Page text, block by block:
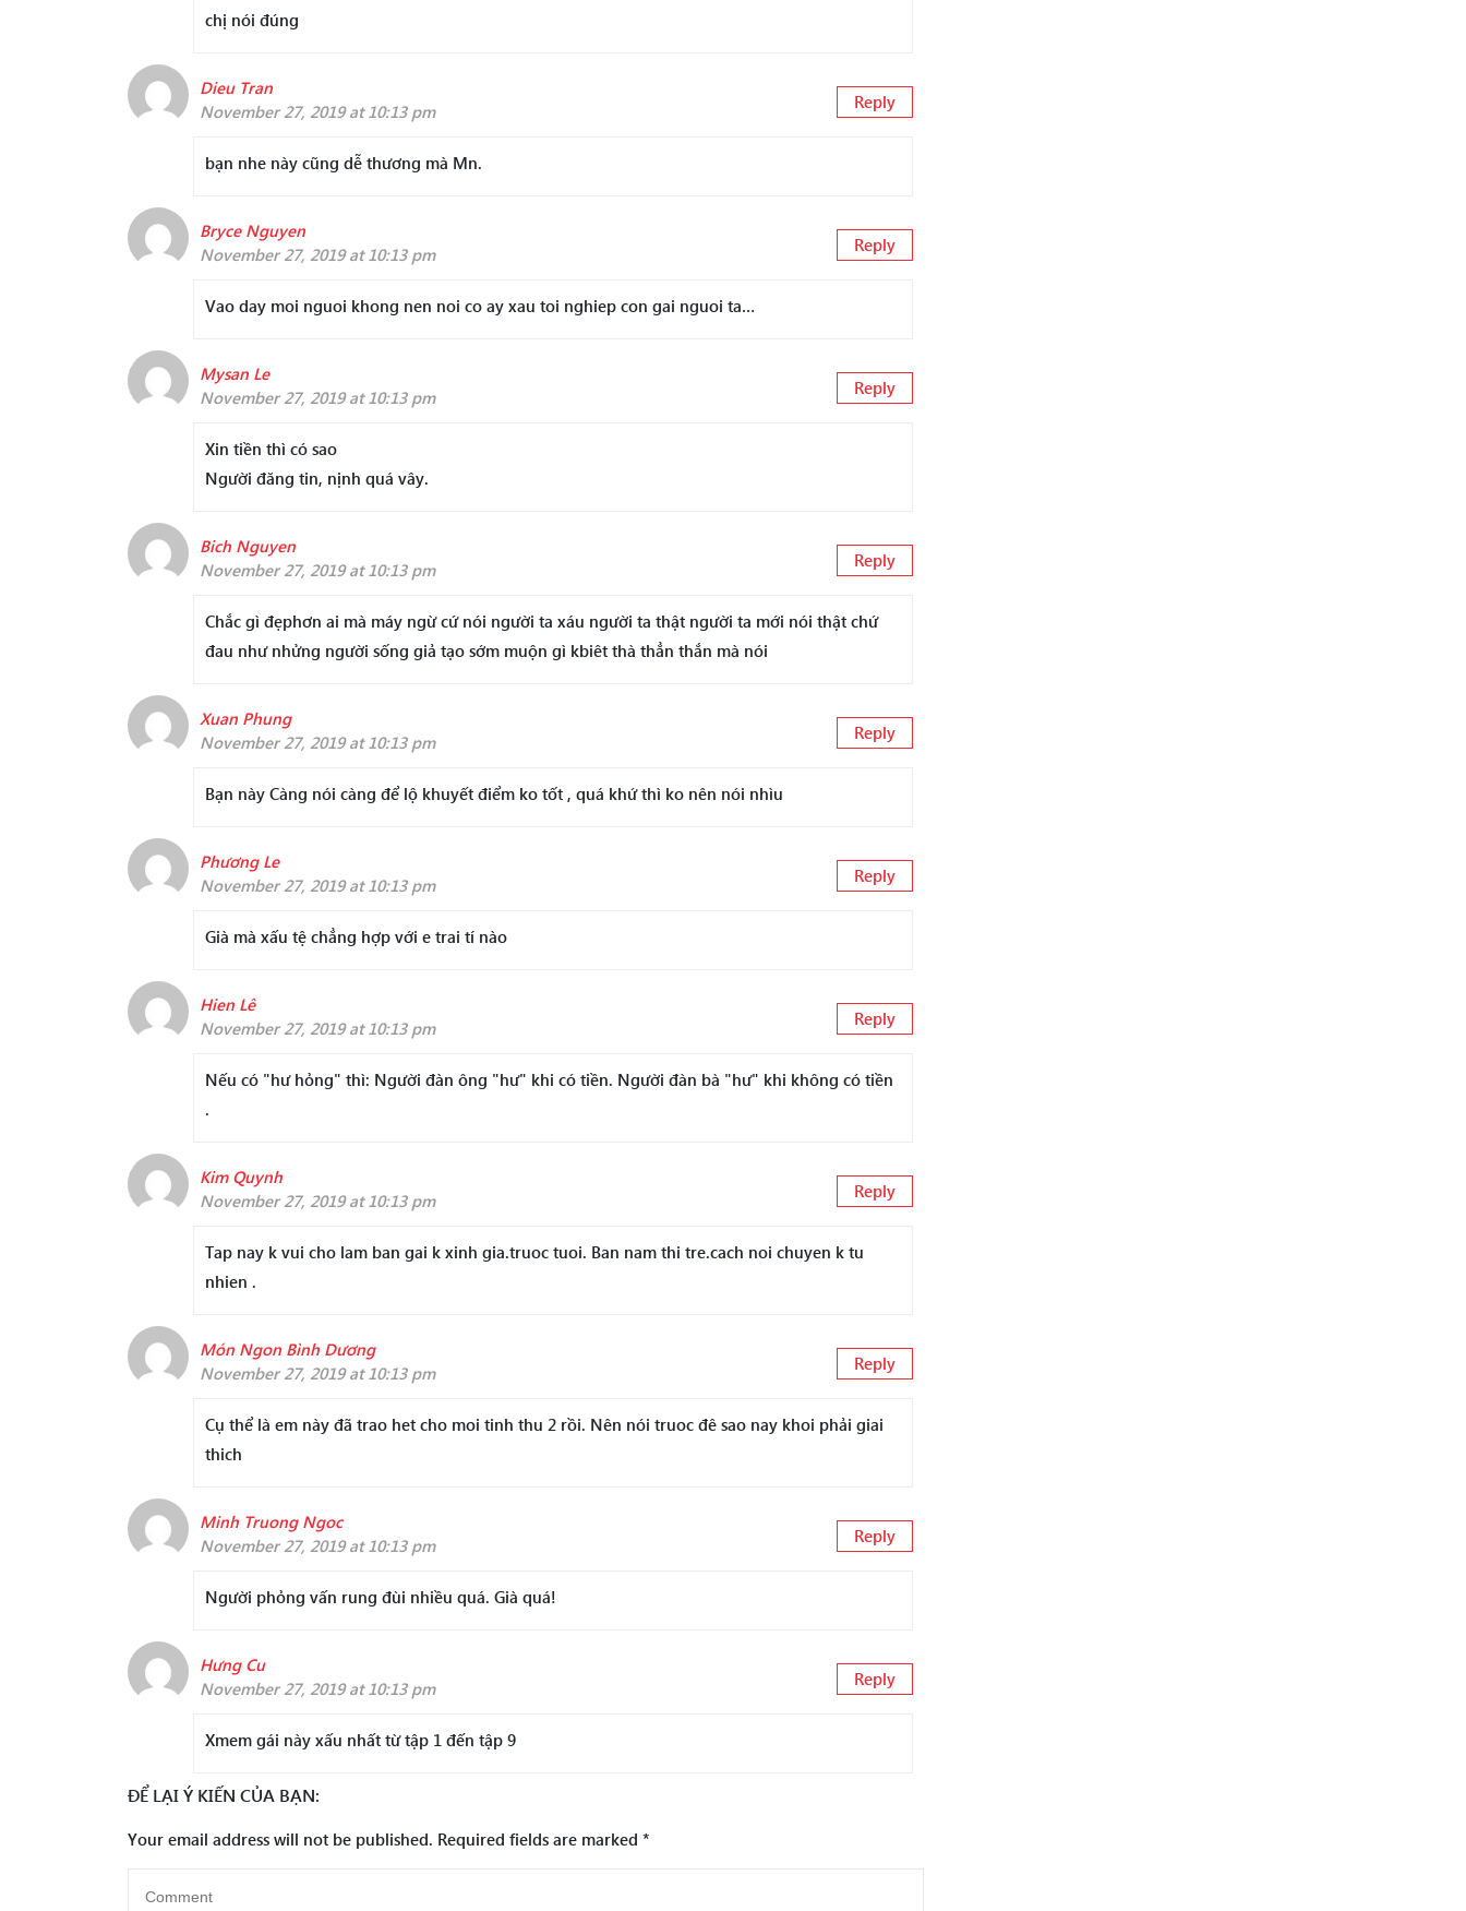
chị nói đúng
Dieu Tran
November 27, 2019 at 10:13 pm
Reply
bạn nhe này cũng dễ thương mà Mn.
Bryce Nguyen
November 27, 2019 at 10:13 pm
Reply
Vao day moi nguoi khong nen noi co ay xau toi nghiep con gai nguoi ta…
Mysan Le
November 27, 2019 at 10:13 pm
Reply
Xin tiền thì có sao
Người đăng tin, nịnh quá vây.
Bich Nguyen
November 27, 2019 at 10:13 pm
Reply
Chắc gì đẹphơn ai mà máy ngừ cứ nói người ta xáu người ta thật người ta mới nói thật chứ
đau như nhửng người sống giả tạo sớm muộn gì kbiêt thà thẳn thắn mà nói
Xuan Phung
November 27, 2019 at 10:13 pm
Reply
Bạn này Càng nói càng để lộ khuyết điểm ko tốt , quá khứ thì ko nên nói nhìu
Phương Le
November 27, 2019 at 10:13 pm
Reply
Già mà xấu tệ chẳng hợp với e trai tí nào
Hien Lê
November 27, 2019 at 10:13 pm
Reply
Nếu có "hư hỏng" thì: Người đàn ông "hư" khi có tiền. Người đàn bà "hư" khi không có tiền
.
Kim Quynh
November 27, 2019 at 10:13 pm
Reply
Tap nay k vui cho lam ban gai k xinh gia.truoc tuoi. Ban nam thi tre.cach noi chuyen k tu
nhien .
Món Ngon Bình Dương
November 27, 2019 at 10:13 pm
Reply
Cụ thể là em này đã trao het cho moi tinh thu 2 rồi. Nên nói truoc đê sao nay khoi phải giai
thich
Minh Truong Ngoc
November 27, 2019 at 10:13 pm
Reply
Người phỏng vấn rung đùi nhiều quá. Già quá!
Hưng Cu
November 27, 2019 at 10:13 pm
Reply
Xmem gái này xấu nhất từ tập 1 đến tập 9
ĐỂ LẠI Ý KIẾN CỦA BẠN:
Your email address will not be published. Required fields are marked *